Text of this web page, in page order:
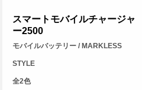
スマートモバイルチャージャ
ー2500
モバイルバッテリー / MARKLESS
STYLE
全2色